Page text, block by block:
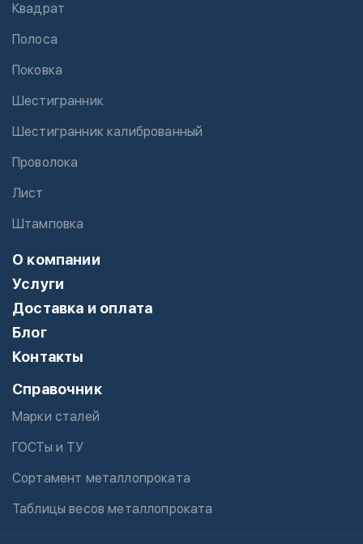
Квадрат
Полоса
Поковка
Шестигранник
Шестигранник калиброванный
Проволока
Лист
Штамповка
О компании
Услуги
Доставка и оплата
Блог
Контакты
Справочник
Марки сталей
ГОСТы и ТУ
Сортамент металлопроката
Таблицы весов металлопроката